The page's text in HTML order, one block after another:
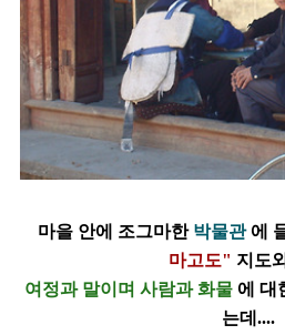
마을 안에 조그마한 박물관 에
마고도" 지도
여정과 말이며 사람과 화물 에 대
는데....